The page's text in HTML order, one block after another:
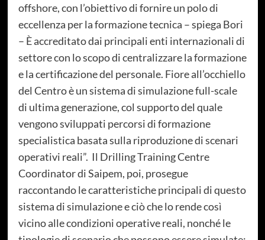
offshore, con l’obiettivo di fornire un polo di
eccellenza per la formazione tecnica – spiega Bori
– È accreditato dai principali enti internazionali di
settore con lo scopo di centralizzare la formazione
e la certificazione del personale. Fiore all’occhiello
del Centro è un sistema di simulazione full-scale
di ultima generazione, col supporto del quale
vengono sviluppati percorsi di formazione
specialistica basata sulla riproduzione di scenari
operativi reali”. Il Drilling Training Centre
Coordinator di Saipem, poi, prosegue
raccontando le caratteristiche principali di questo
sistema di simulazione e ciò che lo rende così
vicino alle condizioni operative reali, nonché le